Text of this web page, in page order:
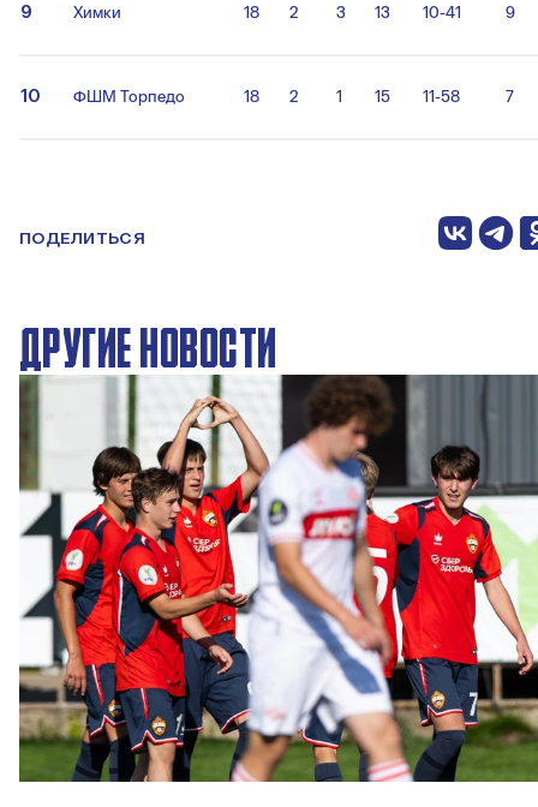
9 Химки 18 2 3 13 10-41 9
10 ФШМ Торпедо 18 2 1 15 11-58 7
ПОДЕЛИТЬСЯ
ДРУГИЕ НОВОСТИ
ЮФЛ: Московское дерби на «Октябре»
3 АВГУСТА 2026 14:15